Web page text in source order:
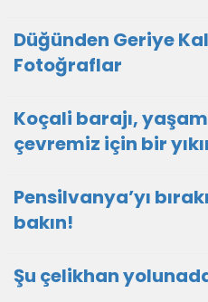
Düğünden Geriye
Fotoğraflar
Koçali barajı,
çevremiz için bir
Pensilvanya’yı
bakın!
Şu çelikhan